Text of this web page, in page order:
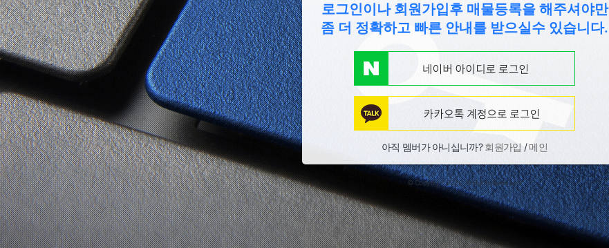
로그인이나 회원가입후 매물등록을 해주셔야만
좀 더 정확하고 빠른 안내를 받으실수 있습니다.
아직 멤버가 아니십니까?회원가입 /메인
© Copyright 2026. All Rights Reserved.